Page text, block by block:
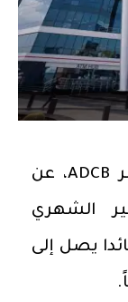
أعلن بنك أبوظبي التجاري- مصر ADCB، عن
الشهري
يصل إلى